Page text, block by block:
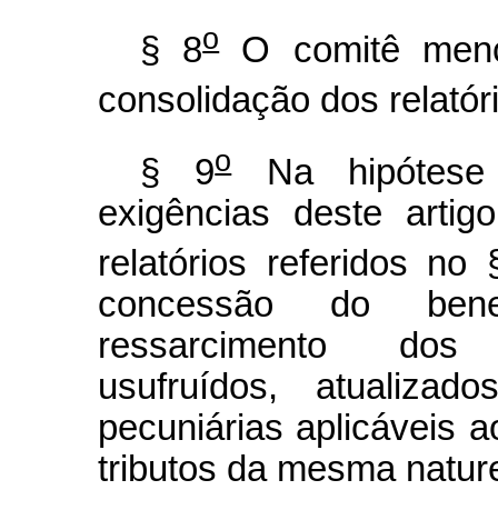
§ 8oO comitê
consolidação dos
§ 9oNa hipótese
exigências deste
relatórios referidos no
concessão do
ressarcimento dos
usufruídos,
pecuniárias aplicáveis
tributos da mesma